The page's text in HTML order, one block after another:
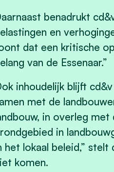
benadrukt
en
dat een kritische
van de Essenaar.”
inhoudelijk blijft
met de
in overleg
in
het lokaal beleid,”
komen.